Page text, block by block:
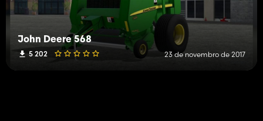
John Deere 568
5 202 23 de novembro de 2017